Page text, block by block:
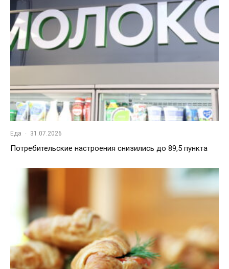
Еда · 31.07.2026
Потребительские настроения снизились до 89,5 пункта